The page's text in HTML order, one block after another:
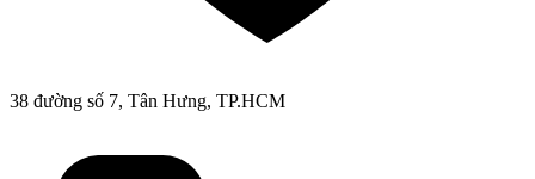
38 đường số 7, Tân Hưng, TP.HCM